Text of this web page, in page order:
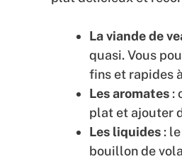
La viande de
quasi. Vous
fins et rapides
Les aromates :
plat et ajouter
Les liquides :
bouillon de